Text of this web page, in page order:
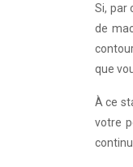
Si, par
de
que
À ce
votre